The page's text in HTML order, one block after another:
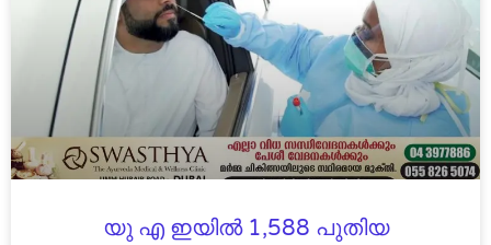
യു എ ഇയിൽ 1,588 പുതിയ